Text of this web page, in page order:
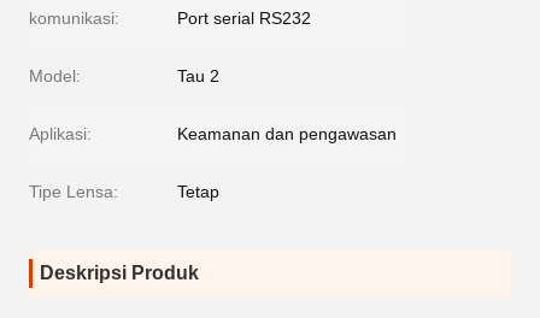
komunikasi: Port serial RS232
Model: Tau 2
Aplikasi: Keamanan dan pengawasan
Tipe Lensa: Tetap
Deskripsi Produk